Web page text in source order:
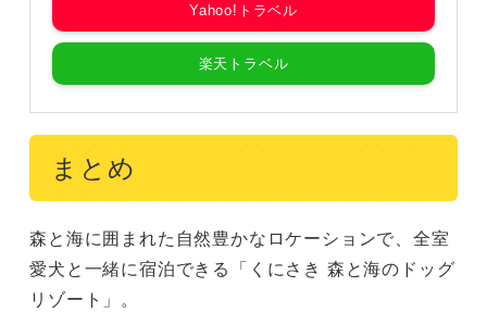
Yahoo!トラベル
楽天トラベル
まとめ
森と海に囲まれた自然豊かなロケーションで、全室
愛犬と一緒に宿泊できる「くにさき 森と海のドッグ
リゾート」。